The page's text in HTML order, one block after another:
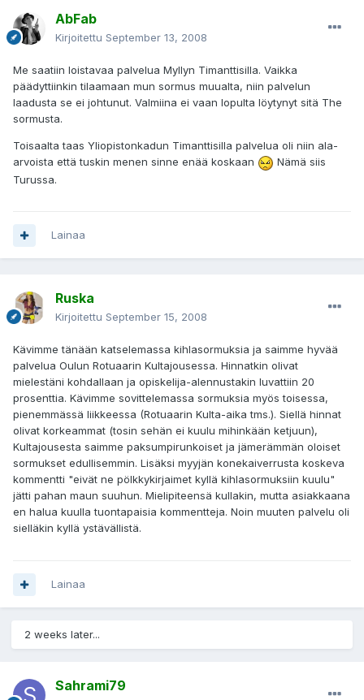
AbFab
Kirjoitettu September 13, 2008
Me saatiin loistavaa palvelua Myllyn Timanttisilla. Vaikka
päädyttiinkin tilaamaan mun sormus muualta, niin palvelun
laadusta se ei johtunut. Valmiina ei vaan lopulta löytynyt sitä The
sormusta.
Toisaalta taas Yliopistonkadun Timanttisilla palvelua oli niin ala-
arvoista että tuskin menen sinne enää koskaan
Nämä siis
Turussa.
Lainaa
Ruska
Kirjoitettu September 15, 2008
Kävimme tänään katselemassa kihlasormuksia ja saimme hyvää
palvelua Oulun Rotuaarin Kultajousessa. Hinnatkin olivat
mielestäni kohdallaan ja opiskelija-alennustakin luvattiin 20
prosenttia. Kävimme sovittelemassa sormuksia myös toisessa,
pienemmässä liikkeessa (Rotuaarin Kulta-aika tms.). Siellä hinnat
olivat korkeammat (tosin sehän ei kuulu mihinkään ketjuun),
Kultajousesta saimme paksumpirunkoiset ja jämerämmän oloiset
sormukset edullisemmin. Lisäksi myyjän konekaiverrusta koskeva
kommentti "eivät ne pölkkykirjaimet kyllä kihlasormuksiin kuulu"
jätti pahan maun suuhun. Mielipiteensä kullakin, mutta asiakkaana
en halua kuulla tuontapaisia kommentteja. Noin muuten palvelu oli
sielläkin kyllä ystävällistä.
Lainaa
2 weeks later...
Sahrami79